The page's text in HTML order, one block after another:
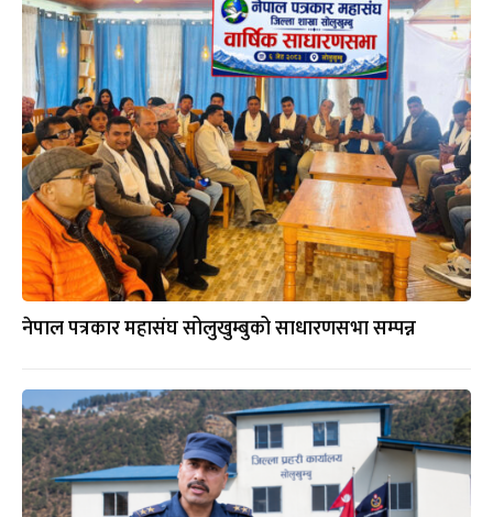
नेपाल पत्रकार महासंघ सोलुखुम्बुको साधारणसभा सम्पन्न